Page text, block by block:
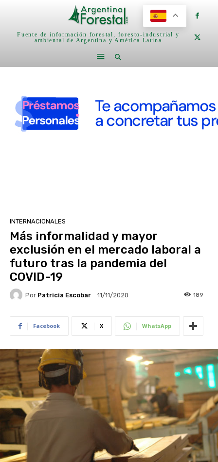
Fuente de información forestal, foresto-industrial y
ambiental de Argentina y América Latina
INTERNACIONALES
Más informalidad y mayor
exclusión en el mercado laboral a
futuro tras la pandemia del
COVID-19
Por Patricia Escobar 11/11/2020 189
Facebook X WhatsApp